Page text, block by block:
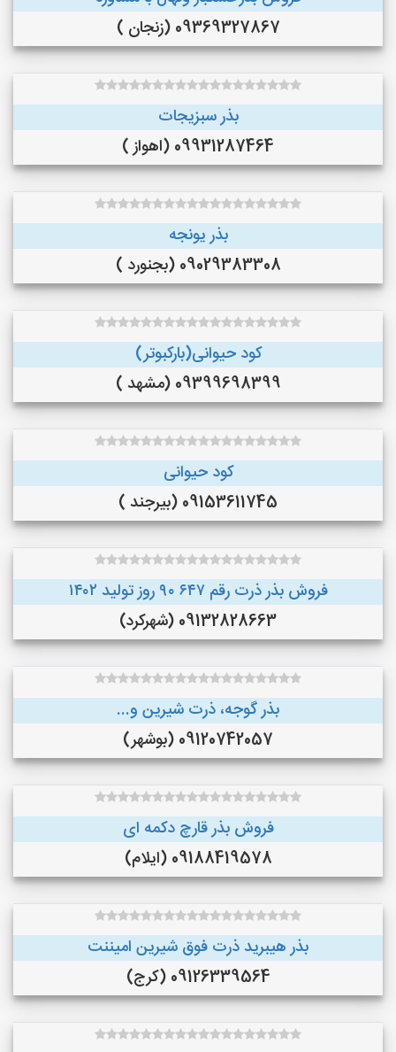
09369327867 (زنجان )
بذر سبزیجات
09931287464 (اهواز )
بذر یونجه
09029383308 (بجنورد )
کود حیوانی(بارکبوتر)
09399698399 (مشهد )
کود حیوانی
09153611745 (بیرجند )
فروش بذر ذرت رقم ۶۴۷ ۹۰ روز تولید ۱۴۰۲
09132828663 (شهرکرد)
بذر گوجه، ذرت شیرین و...
09120742057 (بوشهر)
فروش بذر قارچ دکمه ای
09188419578 (ایلام)
بذر هیبرید ذرت فوق شیرین امیننت
09126339564 (کرج)